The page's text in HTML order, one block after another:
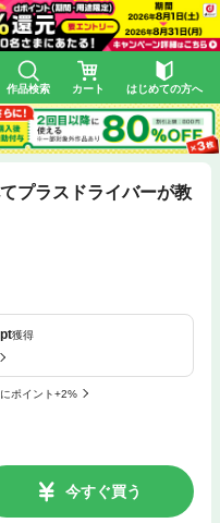
作品検索 カート はじめての方へ
プラスドライバーが教
pt獲得
ポイント+2%
今すぐ買う